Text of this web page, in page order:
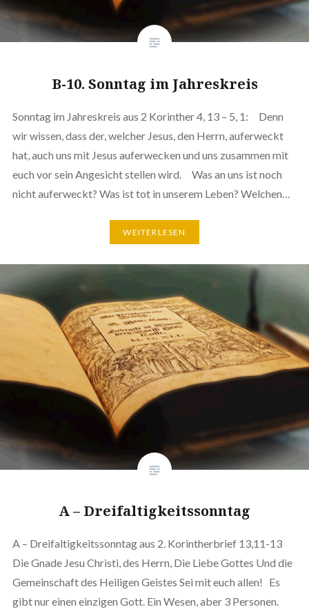
B-10. Sonntag im Jahreskreis
Sonntag im Jahreskreis aus 2 Korinther 4, 13 – 5, 1: Denn
wir wissen, dass der, welcher Jesus, den Herrn, auferweckt
hat, auch uns mit Jesus auferwecken und uns zusammen mit
euch vor sein Angesicht stellen wird. Was an uns ist noch
nicht auferweckt? Was ist tot in unserem Leben? Welchen…
WEITERLESEN
A – Dreifaltigkeitssonntag
A – Dreifaltigkeitssonntag aus 2. Korintherbrief 13,11-13
Die Gnade Jesu Christi, des Herrn, Die Liebe Gottes Und die
Gemeinschaft des Heiligen Geistes Sei mit euch allen! Es
gibt nur einen einzigen Gott. Ein Wesen, aber 3 Personen.